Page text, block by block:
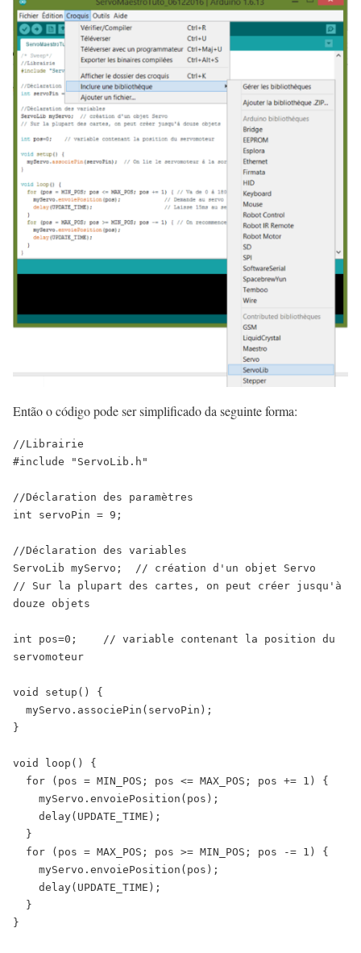
Então o código pode ser simplificado da seguinte forma:
//Librairie
#include
"ServoLib.h"
//Déclaration des paramètres
int
servoPin = 9 ;
//Déclaration des variables
ServoLib myServo ;
// création d'un objet Servo
// Sur la plupart des cartes, on peut créer jusqu'à
douze objets
int pos=0 ;
// variable contenant la position du
servomoteur
void setup ( )
{
myServo . associePin ( servoPin ) ;
}
void loop ( )
{
for
( pos = MIN_POS ; pos <= MAX_POS ; pos += 1 )
{
myServo . envoiePosition ( pos ) ;
delay( UPDATE_TIME ) ;
}
for
( pos = MAX_POS ; pos >= MIN_POS ; pos -= 1 )
{
myServo . envoiePosition ( pos ) ;
delay( UPDATE_TIME ) ;
}
}